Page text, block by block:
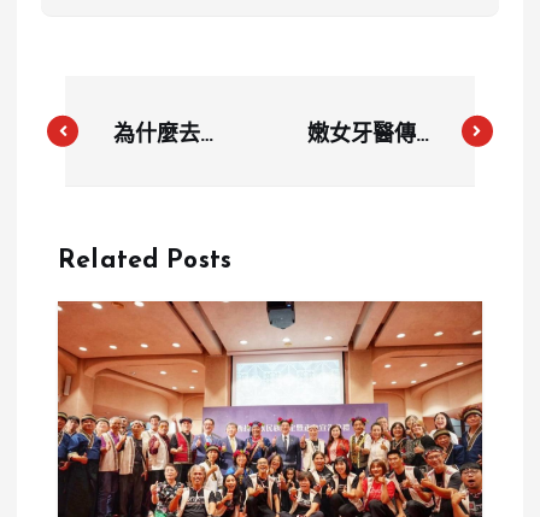
為什麼去日
逝世滿一年，
萬例、韓國諾
羅病毒拉警報
嫩女牙醫傳露
慘敗？
Related Posts